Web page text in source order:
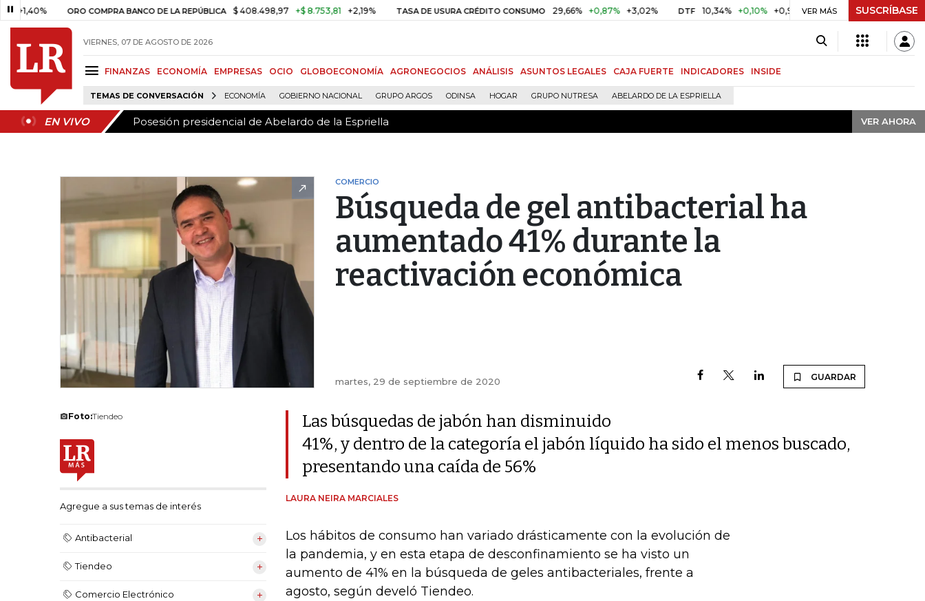
ORO COMPRA BANCO DE LA REPÚBLICA $ 408.498,97 +$ 8.753,81 +2,19% TASA DE USURA CRÉDITO CONSUMO 29,66% +0,87% +3,02% DTF 10,34% +0,10% +0,98% UVR $ 416,91 +$ 0,05 +0,01%
VER MÁS SUSCRÍBASE
VIERNES, 07 DE AGOSTO DE 2026
FINANZAS ECONOMÍA EMPRESAS OCIO GLOBOECONOMÍA AGRONEGOCIOS ANÁLISIS ASUNTOS LEGALES CAJA FUERTE INDICADORES INSIDE
TEMAS DE CONVERSACIÓN ECONOMÍA GOBIERNO NACIONAL GRUPO ARGOS ODINSA HOGAR GRUPO NUTRESA ABELARDO DE LA ESPRIELLA
EN VIVO Posesión presidencial de Abelardo de la Espriella VER AHORA
EN VIVO Posesión presidencial de Abelardo de la Espriella VER AHORA
COMERCIO
Búsqueda de gel antibacterial ha
aumentado 41% durante la
reactivación económica
martes, 29 de septiembre de 2020 GUARDAR
Foto:Tiendeo
Agregue a sus temas de interés
Antibacterial
Tiendeo
Comercio Electrónico
Las búsquedas de jabón han disminuido
41%, y dentro de la categoría el jabón líquido ha sido el menos buscado,
presentando una caída de 56%
LAURA NEIRA MARCIALES
Los hábitos de consumo han variado drásticamente con la evolución de
la pandemia, y en esta etapa de desconfinamiento se ha visto un
aumento de 41% en la búsqueda de geles antibacteriales, frente a
agosto, según develó Tiendeo.